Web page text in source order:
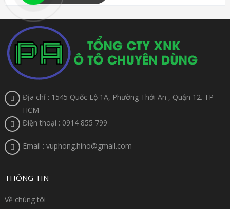
Địa chỉ : 1545 Quốc Lộ 1A, Phường Thới An , Quận 12. TP
HCM
Điện thoại : 0914 855 799
Email : vuphong.hino@gmail.com
THÔNG TIN
Về chúng tôi